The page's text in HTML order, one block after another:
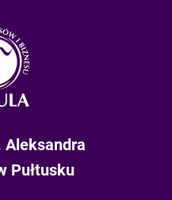
Aleksandra
Pułtusku